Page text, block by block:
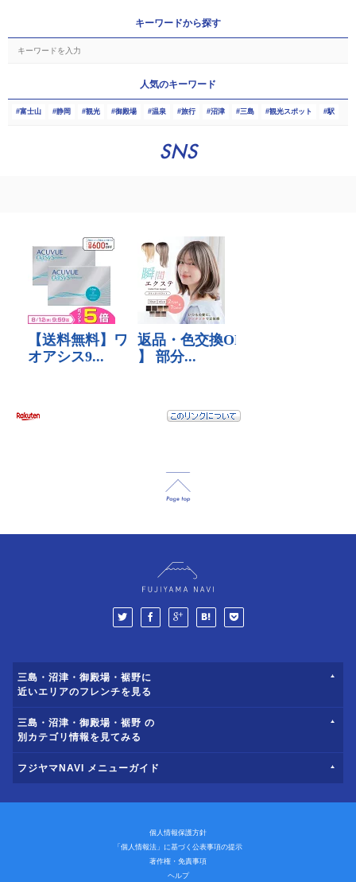
キーワードから探す
人気のキーワード
富士山 静岡 観光 御殿場 温泉 旅行 沼津 三島 観光スポット 駅
SNS
三島・沼津・御殿場・裾野に
近いエリアのフレンチを見る
三島・沼津・御殿場・裾野 の
別カテゴリ情報を見てみる
フジヤマNAVI メニューガイド
個人情報保護方針
「個人情報法」に基づく公表事項の提示
著作権・免責事項
ヘルプ